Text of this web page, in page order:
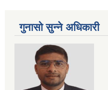
गुनासो सुन्ने अधिकारी